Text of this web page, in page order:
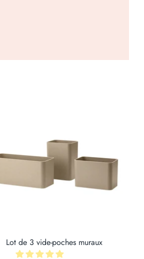
Lot de 3 vide-poches muraux